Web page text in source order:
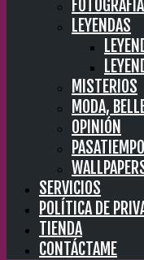
FOTOGRAFÍA
LEYENDAS
MISTERIOS
MODA,
OPINIÓN
SERVICIOS
POLÍTICA DE
TIENDA
CONTÁCTAME